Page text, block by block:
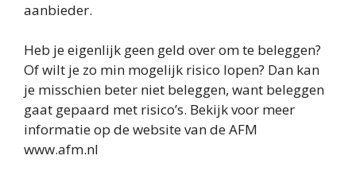
aanbieder.
Heb je eigenlijk geen geld over om te beleggen?
Of wilt je zo min mogelijk risico lopen? Dan kan
je misschien beter niet beleggen, want beleggen
gaat gepaard met risico’s. Bekijk voor meer
informatie op de website van de AFM
www.afm.nl